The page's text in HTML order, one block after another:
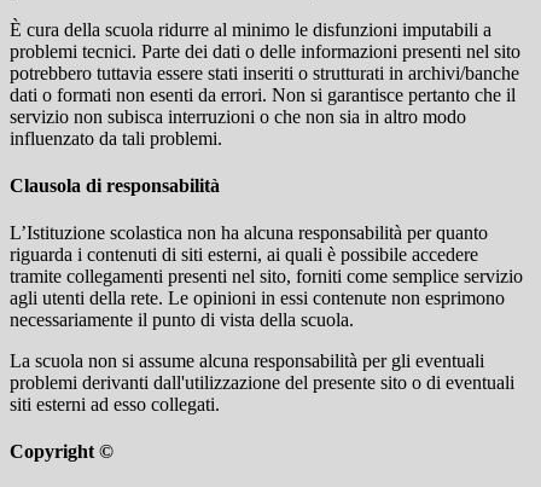
È cura della scuola ridurre al minimo le disfunzioni imputabili a
problemi tecnici. Parte dei dati o delle informazioni presenti nel sito
potrebbero tuttavia essere stati inseriti o strutturati in archivi/banche
dati o formati non esenti da errori. Non si garantisce pertanto che il
servizio non subisca interruzioni o che non sia in altro modo
influenzato da tali problemi.
Clausola di responsabilità
L’Istituzione scolastica non ha alcuna responsabilità per quanto
riguarda i contenuti di siti esterni, ai quali è possibile accedere
tramite collegamenti presenti nel sito, forniti come semplice servizio
agli utenti della rete. Le opinioni in essi contenute non esprimono
necessariamente il punto di vista della scuola.
La scuola non si assume alcuna responsabilità per gli eventuali
problemi derivanti dall'utilizzazione del presente sito o di eventuali
siti esterni ad esso collegati.
Copyright ©